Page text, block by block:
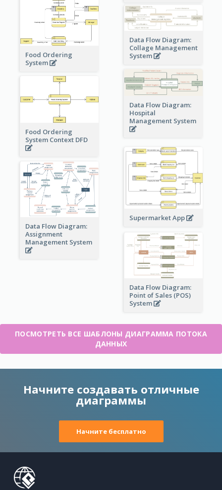
Food Ordering
System
Data Flow Diagram:
Collage Management
System
Data Flow Diagram:
Hospital
Management System
Food Ordering
System Context DFD
Supermarket App
Data Flow Diagram:
Assignment
Management System
Data Flow Diagram:
Point of Sales (POS)
System
ПОСМОТРЕТЬ ВСЕ ШАБЛОНЫ ДИАГРАММА ПОТОКА
ДАННЫХ
Начните создавать отличные
диаграммы
Начните бесплатно